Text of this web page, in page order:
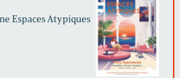
Espaces Atypiques